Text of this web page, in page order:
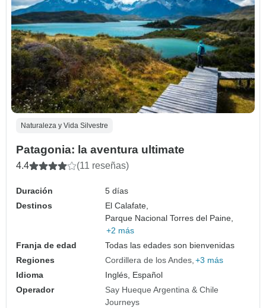
Naturaleza y Vida Silvestre
Patagonia: la aventura ultimate
4.4 (11 reseñas)
Duración
5 días
Destinos
El Calafate,
Parque Nacional Torres del Paine,
+2 más
Franja de edad
Todas las edades son bienvenidas
Regiones
Cordillera de los Andes +3 más
Idioma
Inglés, Español
Operador
Say Hueque Argentina & Chile
Journeys